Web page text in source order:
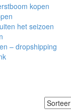
kopen
het seizoen
– dropshipping